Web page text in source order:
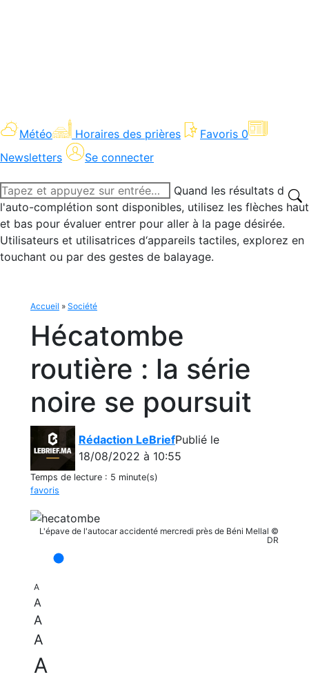
Météo Horaires des prières Favoris 0
Newsletters
Se connecter
Recherche
:
Quand les résultats de
l'auto-complétion sont disponibles, utilisez les flèches haut
et bas pour évaluer entrer pour aller à la page désirée.
Utilisateurs et utilisatrices d‘appareils tactiles, explorez en
touchant ou par des gestes de balayage.
Accueil » Société
Hécatombe
routière : la série
noire se poursuit
Rédaction LeBriefPublié le
18/08/2022 à 10:55
Temps de lecture : 5 minute(s)
favoris
L'épave de l'autocar accidenté mercredi près de Béni Mellal ©
DR
A
A
A
A
A